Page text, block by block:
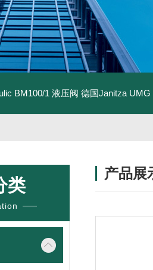
BM100/1 液压阀 德国Janitza UMG
类
产品展